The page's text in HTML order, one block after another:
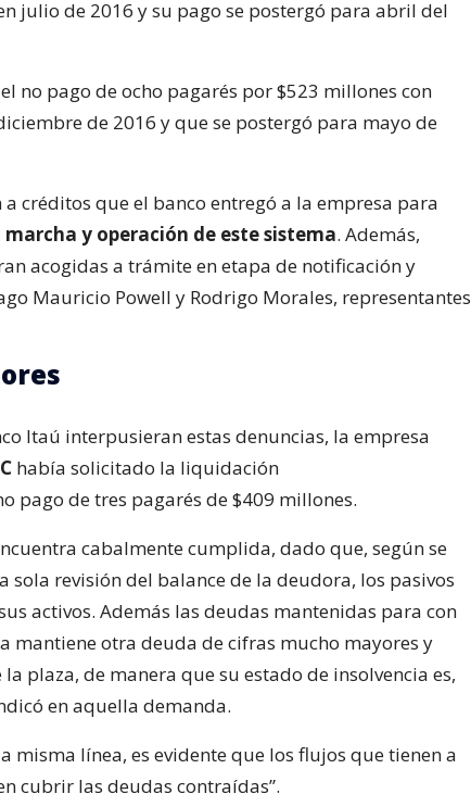
julio de 2016 y su pago se postergó para abril del
no pago de ocho pagarés por $523 millones con
de 2016 y que se postergó para mayo de
créditos que el banco entregó a la empresa para
marcha y operación de este sistema. Además,
acogidas a trámite en etapa de notificación y
Mauricio Powell y Rodrigo Morales, representantes
Itaú interpusieran estas denuncias, la empresa
había solicitado la liquidación
pago de tres pagarés de $409 millones.
cabalmente cumplida, dado que, según se
sola revisión del balance de la deudora, los pasivos
activos. Además las deudas mantenidas para con
mantiene otra deuda de cifras mucho mayores y
plaza, de manera que su estado de insolvencia es,
en aquella demanda.
misma línea, es evidente que los flujos que tienen a
cubrir las deudas contraídas”.